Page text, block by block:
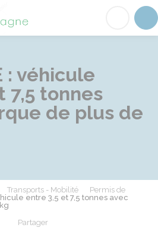
Angeac-Champagne
: véhicule
7,5 tonnes
de plus de
Transports - Mobilité
Permis de
entre 3,5 et 7,5 tonnes avec
Partager